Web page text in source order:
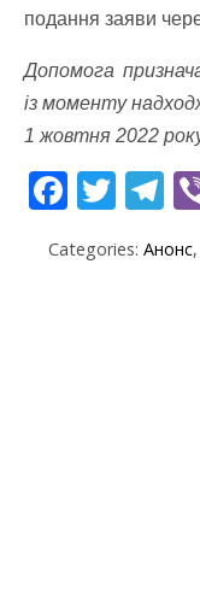
подання заяви
Допомога
із моменту
1 жовтня 2022
F
e
T
itt
T
e
Categories: Анонс,